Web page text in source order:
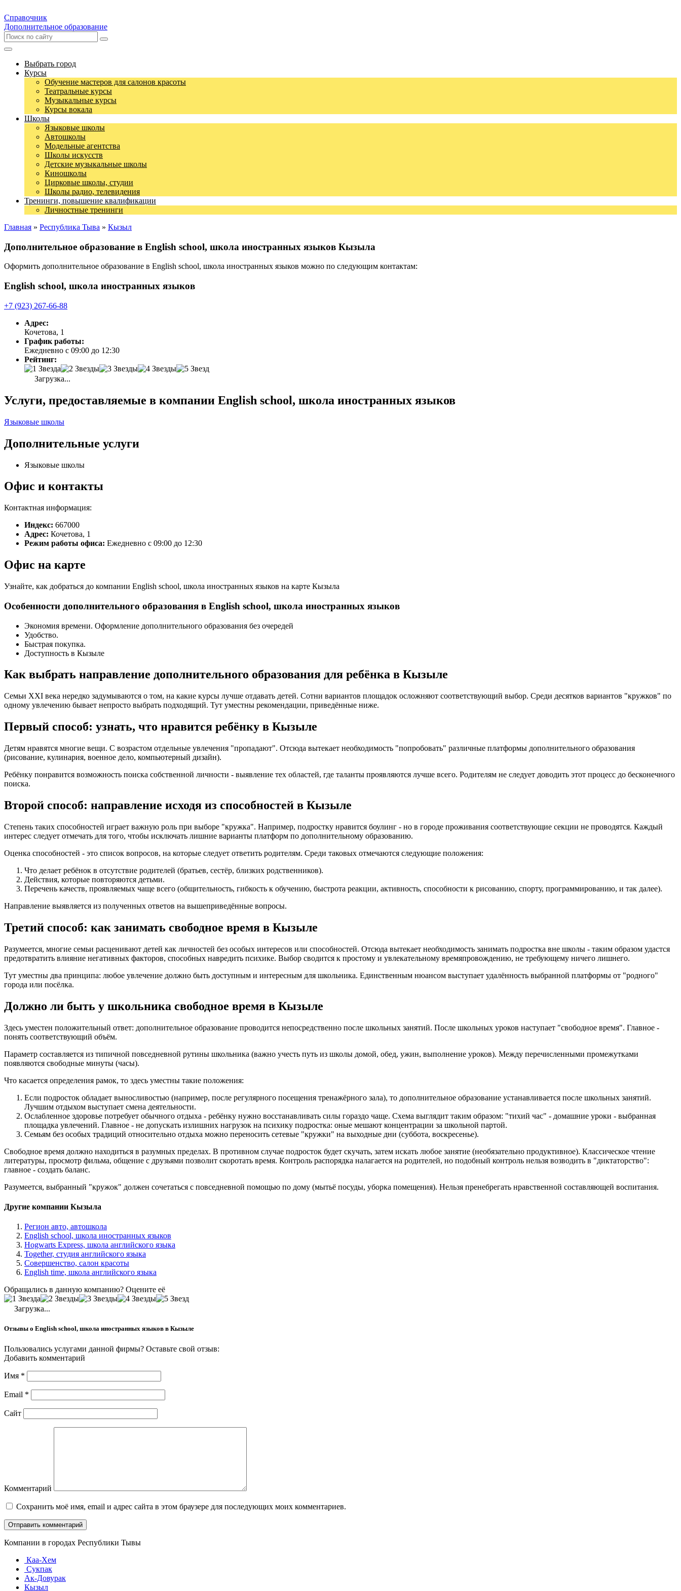
Справочник
Дополнительное образование
Выбрать город
Курсы
Обучение мастеров для салонов красоты
Театральные курсы
Музыкальные курсы
Курсы вокала
Школы
Языковые школы
Автошколы
Модельные агентства
Школы искусств
Детские музыкальные школы
Киношколы
Цирковые школы, студии
Школы радио, телевидения
Тренинги, повышение квалификации
Личностные тренинги
Главная » Республика Тыва » Кызыл
Дополнительное образование в English school, школа иностранных языков Кызыла
Оформить дополнительное образование в English school, школа иностранных языков можно по следующим контактам:
English school, школа иностранных языков
+7 (923) 267-66-88
Адрес:
Кочетова, 1
График работы:
Ежедневно с 09:00 до 12:30
Рейтинг:
Загрузка...
Услуги, предоставляемые в компании English school, школа иностранных языков
Языковые школы
Дополнительные услуги
Языковые школы
Офис и контакты
Контактная информация:
Индекс: 667000
Адрес: Кочетова, 1
Режим работы офиса: Ежедневно с 09:00 до 12:30
Офис на карте
Узнайте, как добраться до компании English school, школа иностранных языков на карте Кызыла
Особенности дополнительного образования в English school, школа иностранных языков
Экономия времени. Оформление дополнительного образования без очередей
Удобство.
Быстрая покупка.
Доступность в Кызыле
Как выбрать направление дополнительного образования для ребёнка в Кызыле
Семьи XXI века нередко задумываются о том, на какие курсы лучше отдавать детей. Сотни вариантов площадок осложняют соответствующий выбор. Среди десятков вариантов "кружков" по
одному увлечению бывает непросто выбрать подходящий. Тут уместны рекомендации, приведённые ниже.
Первый способ: узнать, что нравится ребёнку в Кызыле
Детям нравятся многие вещи. С возрастом отдельные увлечения "пропадают". Отсюда вытекает необходимость "попробовать" различные платформы дополнительного образования
(рисование, кулинария, военное дело, компьютерный дизайн).
Ребёнку понравится возможность поиска собственной личности - выявление тех областей, где таланты проявляются лучше всего. Родителям не следует доводить этот процесс до бесконечного
поиска.
Второй способ: направление исходя из способностей в Кызыле
Степень таких способностей играет важную роль при выборе "кружка". Например, подростку нравится боулинг - но в городе проживания соответствующие секции не проводятся. Каждый
интерес следует отмечать для того, чтобы исключать лишние варианты платформ по дополнительному образованию.
Оценка способностей - это список вопросов, на которые следует ответить родителям. Среди таковых отмечаются следующие положения:
Что делает ребёнок в отсутствие родителей (братьев, сестёр, близких родственников).
Действия, которые повторяются детьми.
Перечень качеств, проявляемых чаще всего (общительность, гибкость к обучению, быстрота реакции, активность, способности к рисованию, спорту, программированию, и так далее).
Направление выявляется из полученных ответов на вышеприведённые вопросы.
Третий способ: как занимать свободное время в Кызыле
Разумеется, многие семьи расценивают детей как личностей без особых интересов или способностей. Отсюда вытекает необходимость занимать подростка вне школы - таким образом удастся
предотвратить влияние негативных факторов, способных навредить психике. Выбор сводится к простому и увлекательному времяпровождению, не требующему ничего лишнего.
Тут уместны два принципа: любое увлечение должно быть доступным и интересным для школьника. Единственным нюансом выступает удалённость выбранной платформы от "родного"
города или посёлка.
Должно ли быть у школьника свободное время в Кызыле
Здесь уместен положительный ответ: дополнительное образование проводится непосредственно после школьных занятий. После школьных уроков наступает "свободное время". Главное -
понять соответствующий объём.
Параметр составляется из типичной повседневной рутины школьника (важно учесть путь из школы домой, обед, ужин, выполнение уроков). Между перечисленными промежутками
появляются свободные минуты (часы).
Что касается определения рамок, то здесь уместны такие положения:
Если подросток обладает выносливостью (например, после регулярного посещения тренажёрного зала), то дополнительное образование устанавливается после школьных занятий.
Лучшим отдыхом выступает смена деятельности.
Ослабленное здоровье потребует обычного отдыха - ребёнку нужно восстанавливать силы гораздо чаще. Схема выглядит таким образом: "тихий час" - домашние уроки - выбранная
площадка увлечений. Главное - не допускать излишних нагрузок на психику подростка: оные мешают концентрации за школьной партой.
Семьям без особых традиций относительно отдыха можно переносить сетевые "кружки" на выходные дни (суббота, воскресенье).
Свободное время должно находиться в разумных пределах. В противном случае подросток будет скучать, затем искать любое занятие (необязательно продуктивное). Классическое чтение
литературы, просмотр фильма, общение с друзьями позволит скоротать время. Контроль распорядка налагается на родителей, но подобный контроль нельзя возводить в "диктаторство":
главное - создать баланс.
Разумеется, выбранный "кружок" должен сочетаться с повседневной помощью по дому (мытьё посуды, уборка помещения). Нельзя пренебрегать нравственной составляющей воспитания.
Другие компании Кызыла
Регион авто, автошкола
English school, школа иностранных языков
Hogwarts Express, школа английского языка
Together, студия английского языка
Совершенство, салон красоты
English time, школа английского языка
Обращались в данную компанию? Оцените её
Загрузка...
Отзывы о English school, школа иностранных языков в Кызыле
Пользовались услугами данной фирмы? Оставьте свой отзыв:
Добавить комментарий
Имя *
Email *
Сайт
Комментарий
Сохранить моё имя, email и адрес сайта в этом браузере для последующих моих комментариев.
Компании в городах Республики Тывы
Каа-Хем
Сукпак
Ак-Довурак
Кызыл